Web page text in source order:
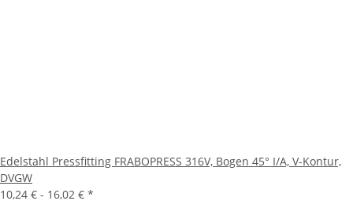
Edelstahl Pressfitting FRABOPRESS 316V, Bogen 45° I/A, V-Kontur,
DVGW
10,24 € - 16,02 € *